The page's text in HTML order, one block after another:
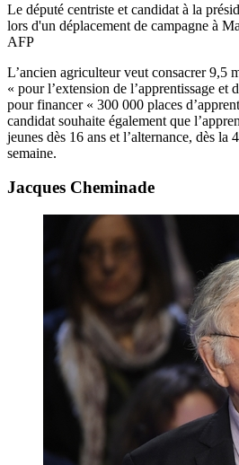
Le député centriste et candidat à la
lors d'un déplacement de campagne à
AFP
L’ancien agriculteur veut consacrer 9,5
« pour l’extension de l’apprentissage et
pour financer « 300 000 places
candidat souhaite également que
jeunes dès 16 ans et l’alternance, dès la
semaine.
Jacques Cheminade